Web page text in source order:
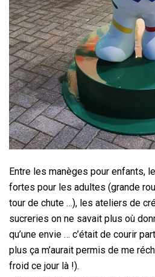
Entre les manèges pour enfants,
fortes pour les adultes (grande
tour de chute …), les ateliers de
sucreries on ne savait plus où
qu’une envie … c’était de courir
plus ça m’aurait permis de me
froid ce jour là !).